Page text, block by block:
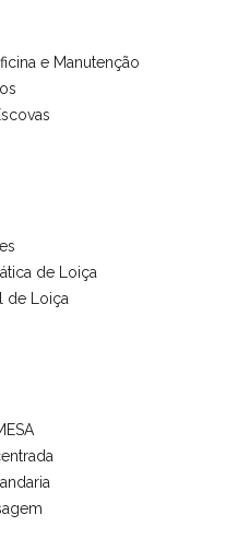
e Manutenção
de Loiça
de Loiça